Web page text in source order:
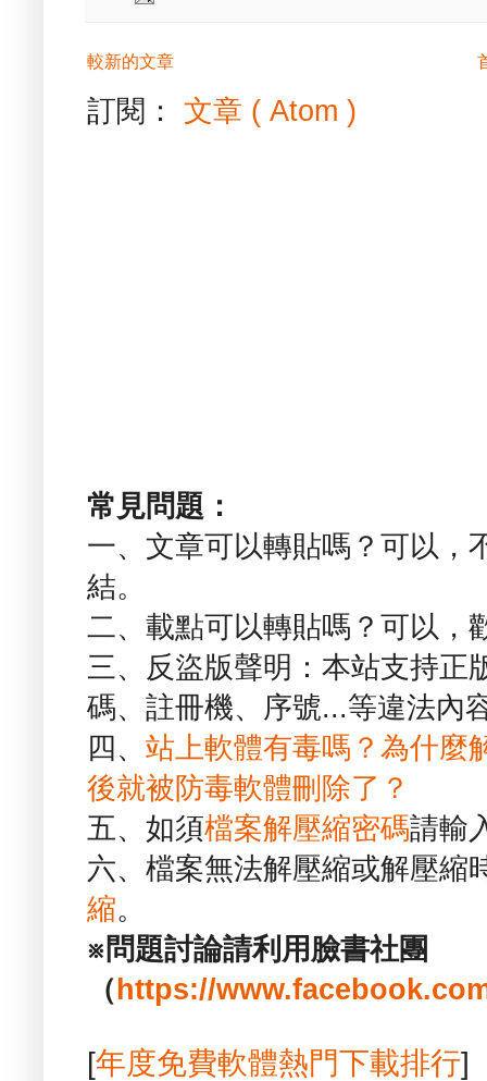
較新的文章
訂閱： 文章 ( Atom )
常見問題：
一、文章可以轉貼嗎？可以，
結。
二、載點可以轉貼嗎？可以，
三、反盜版聲明：本站支持正
碼、註冊機、序號...等違法內
四、 站上軟體有毒嗎？為什麼
後就被防毒軟體刪除了？
五、如須檔案解壓縮密碼請輸
六、檔案無法解壓縮或解壓縮
縮。
※問題討論請利用臉書社團
（ https://
[年度免費軟體熱門下載排行]